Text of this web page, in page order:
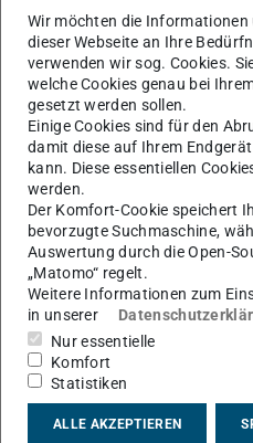
Wir möchten die
dieser Webseite an Ihre
verwenden wir sog. Cookies.
welche Cookies genau bei
gesetzt werden sollen.
Einige Cookies sind für den
damit diese auf Ihrem
kann. Diese essentiellen
werden.
Der Komfort-Cookie speichert
bevorzugte Suchmaschine,
Auswertung durch die Open-
„Matomo“ regelt.
Weitere Informationen zum
in unserer
Nur essentielle
Komfort
Statistiken
ALLE AKZEPTIEREN